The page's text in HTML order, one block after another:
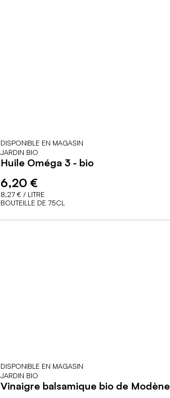
DISPONIBLE EN MAGASIN
JARDIN BIO
Huile Oméga 3 - bio
6,20 €
8,27 € / LITRE
BOUTEILLE DE 75CL
DISPONIBLE EN MAGASIN
JARDIN BIO
Vinaigre balsamique bio de Modène